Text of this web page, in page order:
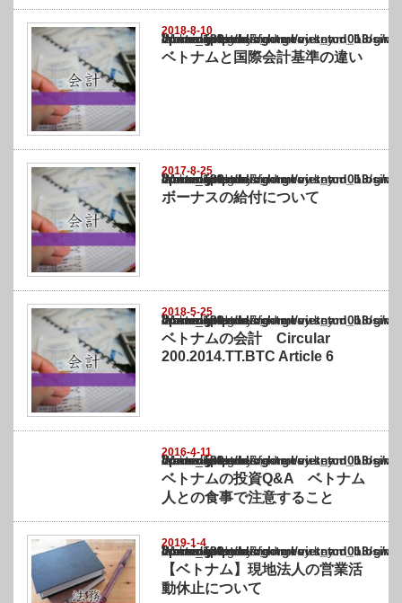
2018-8-10
Warning
: Undefined array key "show_category" in
/home/netst/kuno-cpa.co.jp/public_html/vietnam_blog/wp-content/themes/
on line183
ベトナムと国際会計基準の違い
2017-8-25
Warning
: Undefined array key "show_category" in
/home/netst/kuno-cpa.co.jp/public_html/vietnam_blog/wp-content/themes/
on line183
ボーナスの給付について
2018-5-25
Warning
: Undefined array key "show_category" in
/home/netst/kuno-cpa.co.jp/public_html/vietnam_blog/wp-content/themes/
on line183
ベトナムの会計 Circular
200.2014.TT.BTC Article 6
2016-4-11
Warning
: Undefined array key "show_category" in
/home/netst/kuno-cpa.co.jp/public_html/vietnam_blog/wp-content/themes/
on line183
ベトナムの投資Q&A ベトナム
人との食事で注意すること
2019-1-4
Warning
: Undefined array key "show_category" in
/home/netst/kuno-cpa.co.jp/public_html/vietnam_blog/wp-content/themes/
on line183
【ベトナム】現地法人の営業活
動休止について